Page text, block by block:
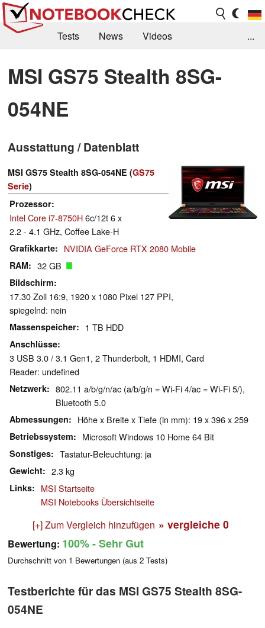
Tests News
Videos
Kaufberatung
Deals Suche
Jobs
Forum
...
MSI GS75 Stealth 8SG-
054NE
Ausstattung / Datenblatt
MSI GS75 Stealth 8SG-054NE (GS75
Serie)
Prozessor
Intel Core i7-8750H6c/12t 6 x
2.2 - 4.1 GHz, Coffee Lake-H
Grafikkarte NVIDIA GeForce RTX 2080 Mobile
RAM 32 GB
Bildschirm
17.30 Zoll 16:9, 1920 x 1080 Pixel 127 PPI,
spiegelnd: nein
Massenspeicher 1 TB HDD
Anschlüsse
3 USB 3.0 / 3.1 Gen1, 2 Thunderbolt, 1 HDMI, Card
Reader: undefined
Netzwerk
802.11 a/b/g/n/ac (a/b/g/n = Wi-Fi 4/ac = Wi-Fi 5/),
Bluetooth 5.0
Abmessungen Höhe x Breite x Tiefe (in mm): 19 x 396 x 259
Betriebssystem Microsoft Windows 10 Home 64 Bit
Sonstiges Tastatur-Beleuchtung: ja
Gewicht 2.3 kg
Links
MSI Startseite
MSI Notebooks Übersichtseite
[+] Zum Vergleich hinzufügen » vergleiche 0
Bewertung: 100%- Sehr Gut
Durchschnitt von 1 Bewertungen (aus 2 Tests)
Testberichte für das MSI GS75 Stealth 8SG-
054NE